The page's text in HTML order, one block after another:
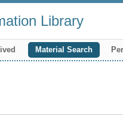
Library
Material Search